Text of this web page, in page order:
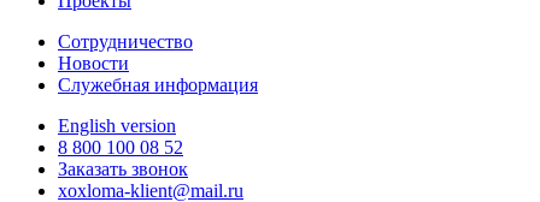
Сотрудничество
Новости
Служебная информация
English version
8 800 100 08 52
Заказать звонок
xoxloma-klient@mail.ru